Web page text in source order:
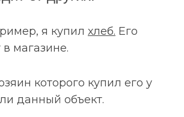
я купил хлеб. Его
магазине.
которого купил его у
данный объект.